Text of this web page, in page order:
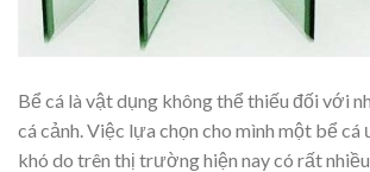
Bể cá là vật dụng không thể thiếu đối với
cá cảnh. Việc lựa chọn cho mình một bể cá
khó do trên thị trường hiện nay có rất